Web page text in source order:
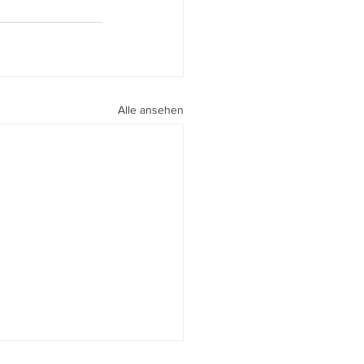
Alle ansehen
walter.gasperi@film-netz.com